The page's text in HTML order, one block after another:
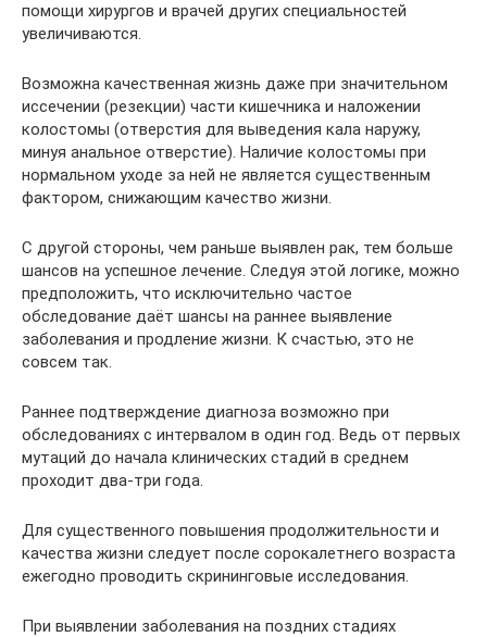
помощи хирургов и врачей других специальностей
увеличиваются.
Возможна качественная жизнь даже при значительном
иссечении (резекции) части кишечника и наложении
колостомы (отверстия для выведения кала наружу,
минуя анальное отверстие). Наличие колостомы при
нормальном уходе за ней не является существенным
фактором, снижающим качество жизни.
С другой стороны, чем раньше выявлен рак, тем больше
шансов на успешное лечение. Следуя этой логике, можно
предположить, что исключительно частое
обследование даёт шансы на раннее выявление
заболевания и продление жизни. К счастью, это не
совсем так.
Раннее подтверждение диагноза возможно при
обследованиях с интервалом в один год. Ведь от первых
мутаций до начала клинических стадий в среднем
проходит два-три года.
Для существенного повышения продолжительности и
качества жизни следует после сорокалетнего возраста
ежегодно проводить скрининговые исследования.
При выявлении заболевания на поздних стадиях